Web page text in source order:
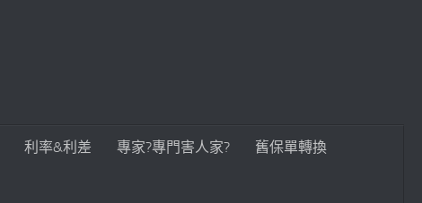
利率&利差 專家?專門害人家? 舊保單轉換